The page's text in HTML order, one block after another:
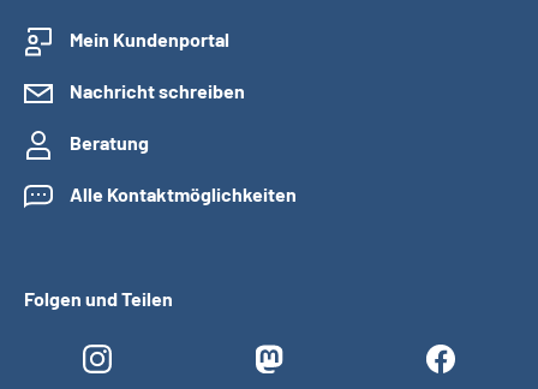
Mein Kundenportal
Nachricht schreiben
Beratung
Alle Kontaktmöglichkeiten
Folgen und Teilen